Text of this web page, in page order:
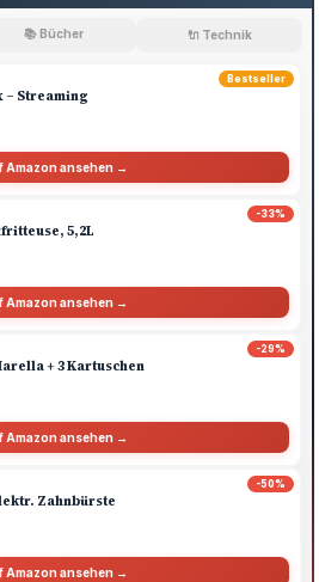
📚 Bücher 🔌 Technik
Bestseller
– Streaming
Amazon ansehen →
-33%
5,2L
Amazon ansehen →
-29%
+ 3 Kartuschen
Amazon ansehen →
-50%
Zahnbürste
Amazon ansehen →